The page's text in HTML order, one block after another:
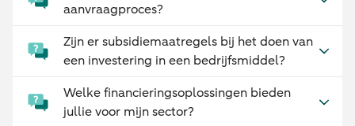
aanvraagproces?
Zijn er subsidiemaatregels bij het doen van
een investering in een bedrijfsmiddel?
Welke financieringsoplossingen bieden
jullie voor mijn sector?